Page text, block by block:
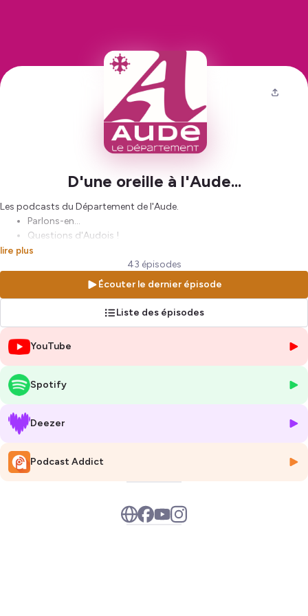
D'une oreille à l'Aude...
Les podcasts du Département de l'Aude.
Parlons-en...
Questions d'Audois !
Chroniques #audeMAG
Retrouvez vos rendez-vous avec nos experts autour de thématiques
sociétales, de sujets d'actualité, de questions que vous nous posez...
pour plus d'informations.
lire plus
43 épisodes
Écouter le dernier épisode
Liste des épisodes
YouTube
Spotify
Deezer
Podcast Addict